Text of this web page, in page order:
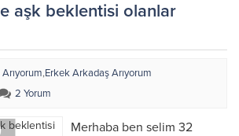
aşk beklentisi olanlar
,Erkek Arkadaş Arıyorum
2 Yorum
Merhaba ben selim 32